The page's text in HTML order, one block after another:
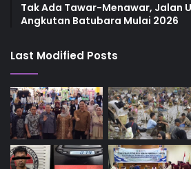
Tak Ada Tawar-Menawar, Jalan
Angkutan Batubara Mulai 2026
Last Modified Posts